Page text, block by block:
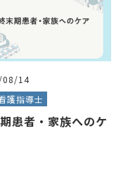
08/14
護指導士
患者・家族へのケ